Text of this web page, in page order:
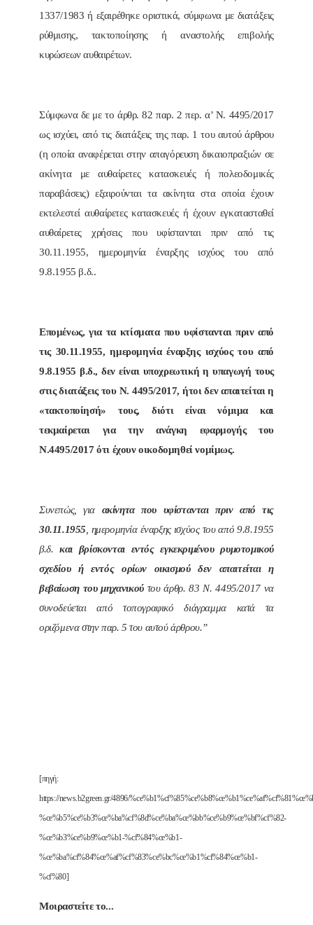
1337/1983 ή εξαιρέθηκε οριστικά, σύμφωνα με διατάξεις
ρύθμισης, τακτοποίησης ή αναστολής επιβολής
κυρώσεων αυθαιρέτων.
Σύμφωνα δε με το άρθρ. 82 παρ. 2 περ. α’ Ν. 4495/2017
ως ισχύει, από τις διατάξεις της παρ. 1 του αυτού άρθρου
(η οποία αναφέρεται στην απαγόρευση δικαιοπραξιών σε
ακίνητα με αυθαίρετες κατασκευές ή πολεοδομικές
παραβάσεις) εξαιρούνται τα ακίνητα στα οποία έχουν
εκτελεστεί αυθαίρετες κατασκευές ή έχουν εγκατασταθεί
αυθαίρετες χρήσεις που υφίστανται πριν από τις
30.11.1955, ημερομηνία έναρξης ισχύος του από
9.8.1955 β.δ..
Επομένως, για τα κτίσματα που υφίστανται πριν από
τις 30.11.1955, ημερομηνία έναρξης ισχύος του από
9.8.1955 β.δ., δεν είναι υποχρεωτική η υπαγωγή τους
στις διατάξεις του Ν. 4495/2017, ήτοι δεν απαιτείται η
«τακτοποίησή» τους, διότι είναι νόμιμα και
τεκμαίρεται για την ανάγκη εφαρμογής του
Ν.4495/2017 ότι έχουν οικοδομηθεί νομίμως.
Συνεπώς, για ακίνητα που υφίστανται πριν από τις
30.11.1955, ημερομηνία έναρξης ισχύος του από 9.8.1955
β.δ.και βρίσκονται εντός εγκεκριμένου ρυμοτομικού
σχεδίου ή εντός ορίων οικισμού δεν απαιτείται η
βεβαίωση του μηχανικού του άρθρ. 83 Ν. 4495/2017 να
συνοδεύεται από τοπογραφικό διάγραμμα κατά τα
οριζόμενα στην παρ. 5 του αυτού άρθρου.”
[πηγή:
https://news.b2green.gr/4896/
%ce%b5%ce%b3%ce%ba%cf%8d%ce%ba%ce%bb%ce%b9%ce%bf%cf%82-
%ce%b3%ce%b9%ce%b1-%cf%84%ce%b1-
%ce%ba%cf%84%ce%af%cf%83%ce%bc%ce%b1%cf%84%ce%b1-
%cf%80]
Μοιραστείτε το...